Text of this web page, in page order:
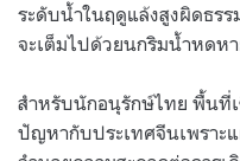
ระดับน้ำในฤดูแล้งสูงผิดธร
จะเต็มไปด้วยนกริมน้ำหดห
สำหรับนักอนุรักษ์ไทย พื้นที่
ปัญหากับประเทศจีนเพราะ